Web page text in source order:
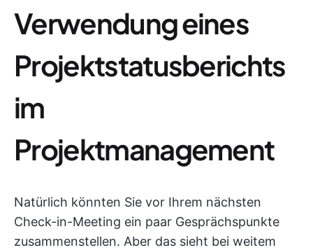
Verwendung eines
Projektstatusberichts
im
Projektmanagement
Natürlich könnten Sie vor Ihrem nächsten
Check-in-Meeting ein paar Gesprächspunkte
zusammenstellen. Aber das sieht bei weitem